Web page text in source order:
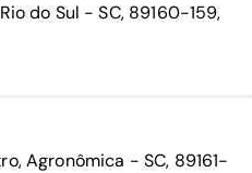
do Sul - SC, 89160-159,
Agronômica - SC, 89161-